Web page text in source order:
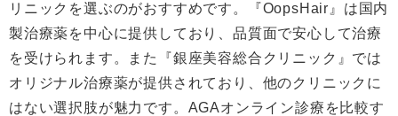
リニックを選ぶのがおすすめです。『OopsHair』は国内
製治療薬を中心に提供しており、品質面で安心して治療
を受けられます。また『銀座美容総合クリニック』では
オリジナル治療薬が提供されており、他のクリニックに
はない選択肢が魅力です。AGAオンライン診療を比較す